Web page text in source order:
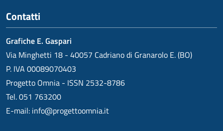
Contatti
Grafiche E. Gaspari
Via Minghetti 18 - 40057 Cadriano di Granarolo E. (BO)
P. IVA 00089070403
Progetto Omnia - ISSN 2532-8786
Tel. 051 763200
E-mail: info@progettoomnia.it